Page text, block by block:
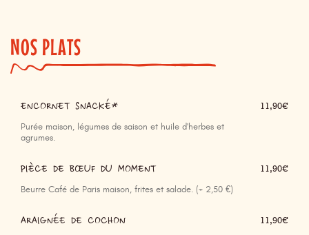
NOS PLATS
ENCORNET SNACKÉ*
Purée maison, légumes de saison et huile d'herbes et
agrumes.
11,90€
PIÈCE DE BŒUF DU MOMENT
Beurre Café de Paris maison, frites et salade. (+ 2,50 €)
11,90€
ARAIGNÉE DE COCHON 11,90€